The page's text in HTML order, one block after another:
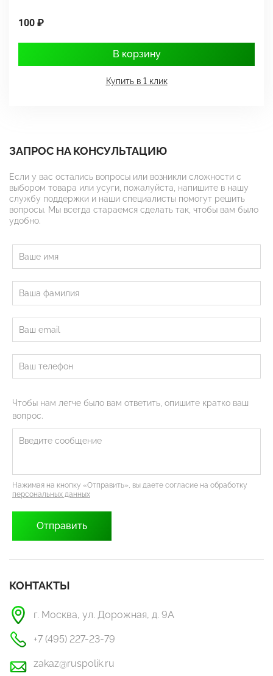
100 ₽
В корзину
Купить в 1 клик
ЗАПРОС НА КОНСУЛЬТАЦИЮ
Если у вас остались вопросы или возникли сложности с
выбором товара или усуги, пожалуйста, напишите в нашу
службу поддержки и наши специалисты помогут решить
вопросы. Мы всегда стараемся сделать так, чтобы вам было
удобно.
Чтобы нам легче было вам ответить, опишите кратко ваш
вопрос.
Нажимая на кнопку «Отправить», вы даете согласие на обработку
персональных данных
КОНТАКТЫ
г. Москва, ул. Дорожная, д. 9А
+7 (495) 227-23-79
zakaz@ruspolik.ru